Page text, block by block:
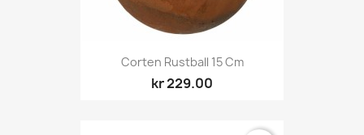
Corten Rustball 15 Cm
kr 229.00